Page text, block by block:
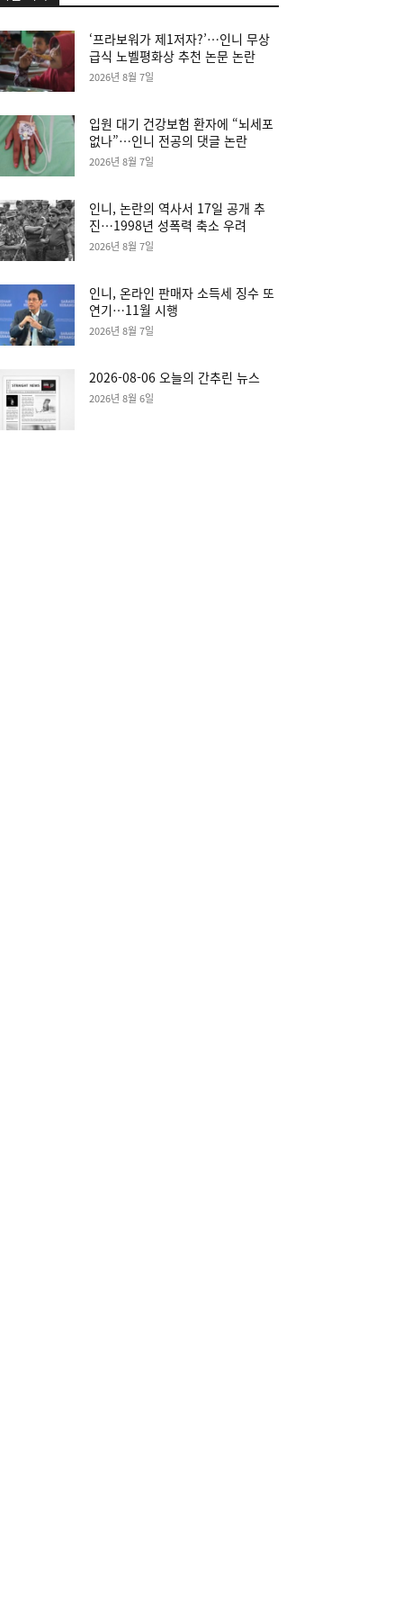
‘프라보워가 제1저자?’…인니 무상
급식 노벨평화상 추천 논문 논란
2026년 8월 7일
입원 대기 건강보험 환자에 “뇌세포
없나”…인니 전공의 댓글 논란
2026년 8월 7일
인니, 논란의 역사서 17일 공개 추
진…1998년 성폭력 축소 우려
2026년 8월 7일
인니, 온라인 판매자 소득세 징수 또
연기…11월 시행
2026년 8월 7일
2026-08-06 오늘의 간추린 뉴스
2026년 8월 6일